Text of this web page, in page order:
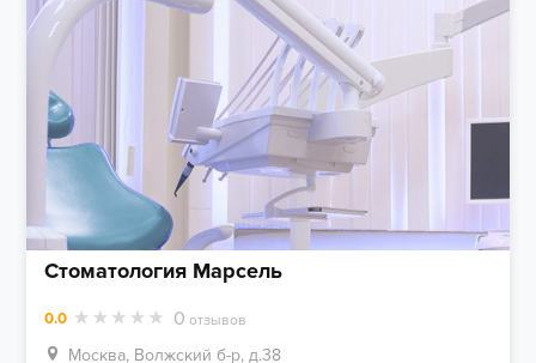
Стоматология Марсель
0.0 0 отзывов
Москва, Волжский б-р, д.38